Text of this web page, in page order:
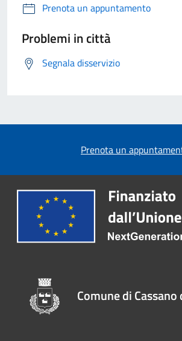
Prenota un appuntamento
Problemi in città
Segnala disservizio
Prenota un
Comune di